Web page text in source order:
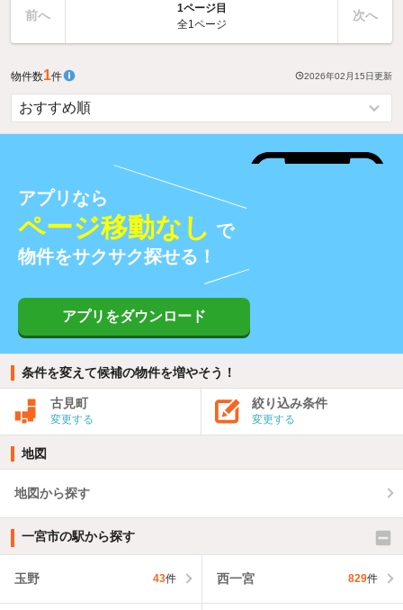
前へ
1ページ目
全1ページ
次へ
物件数1件 2026年02月15日更新
アプリなら
ページ移動なし で
物件をサクサク探せる！
アプリをダウンロード
条件を変えて候補の物件を増やそう！
古見町
変更する
絞り込み条件
変更する
地図
地図から探す
一宮市の駅から探す
玉野 43件 西一宮 829件